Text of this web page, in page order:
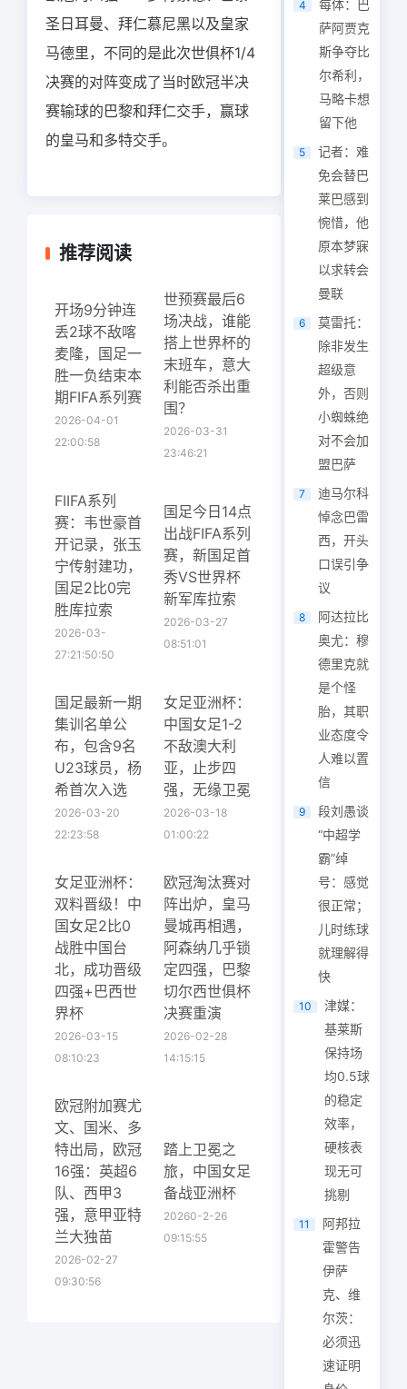
圣日耳曼、拜仁慕尼黑以及皇家
马德里，不同的是此次世俱杯1/4
决赛的对阵变成了当时欧冠半决
赛输球的巴黎和拜仁交手，赢球
的皇马和多特交手。
推荐阅读
开场9分钟连
丢2球不敌喀
麦隆，国足一
胜一负结束本
期FIFA系列赛
2026-04-01
22:00:58
世预赛最后6
场决战，谁能
搭上世界杯的
末班车，意大
利能否杀出重
围？
2026-03-31
23:46:21
FIIFA系列
赛：韦世豪首
开记录，张玉
宁传射建功，
国足2比0完
胜库拉索
2026-03-
27:21:50:50
国足今日14点
出战FIFA系列
赛，新国足首
秀VS世界杯
新军库拉索
2026-03-27
08:51:01
国足最新一期
集训名单公
布，包含9名
U23球员，杨
希首次入选
2026-03-20
22:23:58
女足亚洲杯：
中国女足1-2
不敌澳大利
亚，止步四
强，无缘卫冕
2026-03-18
01:00:22
女足亚洲杯：
双料晋级！中
国女足2比0
战胜中国台
北，成功晋级
四强+巴西世
界杯
2026-03-15
08:10:23
欧冠淘汰赛对
阵出炉，皇马
曼城再相遇，
阿森纳几乎锁
定四强，巴黎
切尔西世俱杯
决赛重演
2026-02-28
14:15:15
欧冠附加赛尤
文、国米、多
特出局，欧冠
16强：英超6
队、西甲3
强，意甲亚特
兰大独苗
2026-02-27
09:30:56
踏上卫冕之
旅，中国女足
备战亚洲杯
20260-2-26
09:15:55
4
每体：巴
萨阿贾克
斯争夺比
尔希利，
马略卡想
留下他
5
记者：难
免会替巴
莱巴感到
惋惜，他
原本梦寐
以求转会
曼联
6
莫雷托：
除非发生
超级意
外，否则
小蜘蛛绝
对不会加
盟巴萨
7
迪马尔科
悼念巴雷
西，开头
口误引争
议
8
阿达拉比
奥尤：穆
德里克就
是个怪
胎，其职
业态度令
人难以置
信
9
段刘愚谈
“中超学
霸”绰
号：感觉
很正常；
儿时练球
就理解得
快
10
津媒：
基莱斯
保持场
均0.5球
的稳定
效率，
硬核表
现无可
挑剔
11
阿邦拉
霍警告
伊萨
克、维
尔茨：
必须迅
速证明